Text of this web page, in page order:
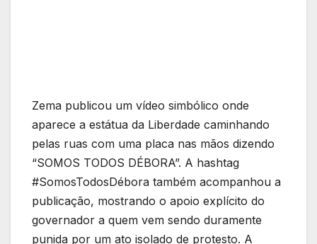
Zema publicou um vídeo simbólico onde
aparece a estátua da Liberdade caminhando
pelas ruas com uma placa nas mãos dizendo
“SOMOS TODOS DÉBORA”. A hashtag
#SomosTodosDébora também acompanhou a
publicação, mostrando o apoio explícito do
governador a quem vem sendo duramente
punida por um ato isolado de protesto. A